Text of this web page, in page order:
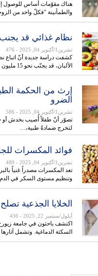
والطمأنينة "فكلّ واحد من
نظام غذائي قد يجنب 15 مليون حالة وفاة سنوياً في العالم
تشرين1/أكتوير 04, 2025 - 476
كشفت دراسة جديدة أنّ اتباع
الألبان، قد يجنّب نحو 15 مليون وفاة…
إرث من الحكمة
الضرو
تشرين1/أكتوير 04, 2025 - 586
تصوّر أنّ طفلاً أُصيب بخدش أو
لتخرج ضمادةً طبية،…
فوائد المكسرات
تشرين1/أكتوير 04, 2025 - 489
تعد المكسرات مصدراً غنياً
وتنظيم مستوى السكر في
الخلايا الجذعية
أيلول/سبتمبر 22, 2025 - 436
اكتشف باحثون في جامعة زيورخ
السكتة الدماغية. وتشمل